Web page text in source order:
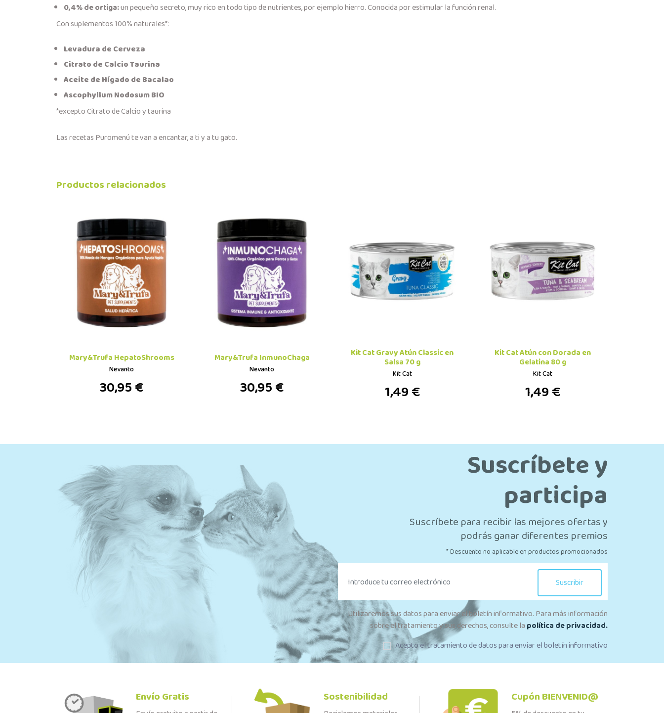
0,4% de ortiga:un pequeño secreto, muy rico en todo tipo de nutrientes, por ejemplo hierro. Conocida por estimular la función renal.
Con suplementos 100% naturales*:
Levadura de Cerveza
Citrato de CalcioTaurina
Aceite de Hígado de Bacalao
Ascophyllum Nodosum BIO
*excepto Citrato de Calcio y taurina
Las recetas Puromenú te van a encantar, a ti y a tu gato.
Productos relacionados
Mary&Trufa HepatoShrooms
Nevanto
30,95 €
Mary&Trufa InmunoChaga
Nevanto
30,95 €
Kit Cat Gravy Atún Classic en
Salsa 70 g
Kit Cat
1,49 €
Kit Cat Atún con Dorada en
Gelatina 80 g
Kit Cat
1,49 €
Suscríbete y
participa
Suscríbete para recibir las mejores ofertas y
podrás ganar diferentes premios
* Descuento no aplicable en productos promocionados
Suscribir
Utilizaremos sus datos para enviar el boletín informativo. Para más información
sobre el tratamiento y sus derechos, consulte lapolítica de privacidad.
Acepto el tratamiento de datos para enviar el boletín informativo
Envío Gratis Sostenibilidad Cupón BIENVENID@